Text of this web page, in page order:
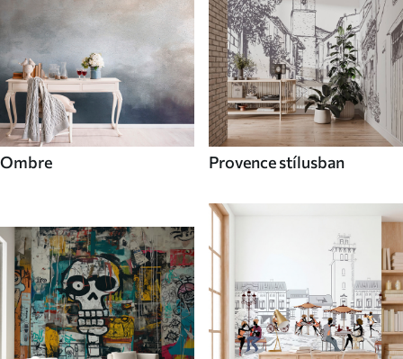
Ombre Provence stílusban